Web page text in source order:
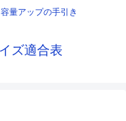
量アップの手引き
ズ適合表